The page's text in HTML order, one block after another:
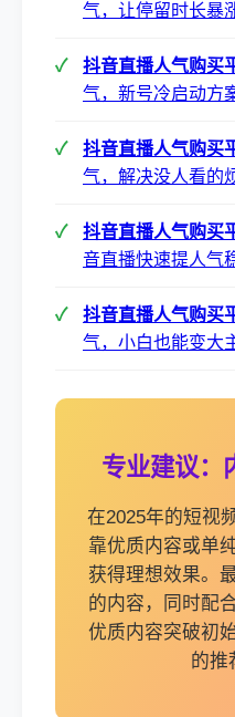
气，让停留时长暴
抖音直播人气购买
气，新号冷启动方
抖音直播人气购买
气，解决没人看的
抖音直播人气购买
音直播快速提人气
抖音直播人气购买
气，小白也能变大
专业建议：
在2025年的短视
靠优质内容或单
获得理想效果。
的内容，同时配
优质内容突破初
的推